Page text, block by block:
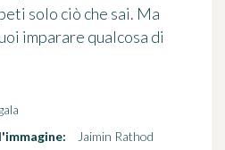
solo ciò che sai. Ma
imparare qualcosa di
Jaimin Rathod